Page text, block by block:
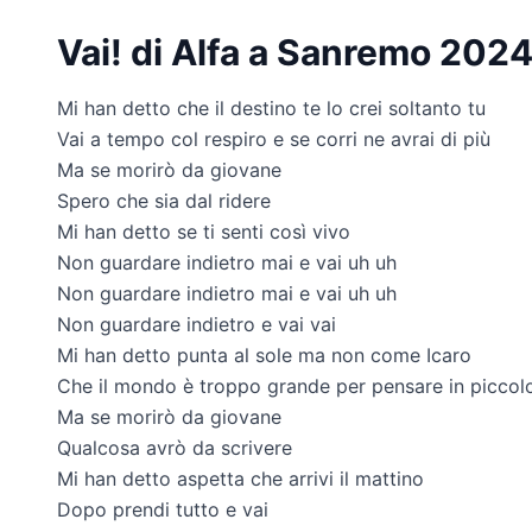
Vai! di Alfa a Sanremo
Mi han detto che il destino te lo crei soltanto tu
Vai a tempo col respiro e se corri ne avrai di più
Ma se morirò da giovane
Spero che sia dal ridere
Mi han detto se ti senti così vivo
Non guardare indietro mai e vai uh uh
Non guardare indietro mai e vai uh uh
Non guardare indietro e vai vai
Mi han detto punta al sole ma non come Icaro
Che il mondo è troppo grande per pensare in
Ma se morirò da giovane
Qualcosa avrò da scrivere
Mi han detto aspetta che arrivi il mattino
Dopo prendi tutto e vai